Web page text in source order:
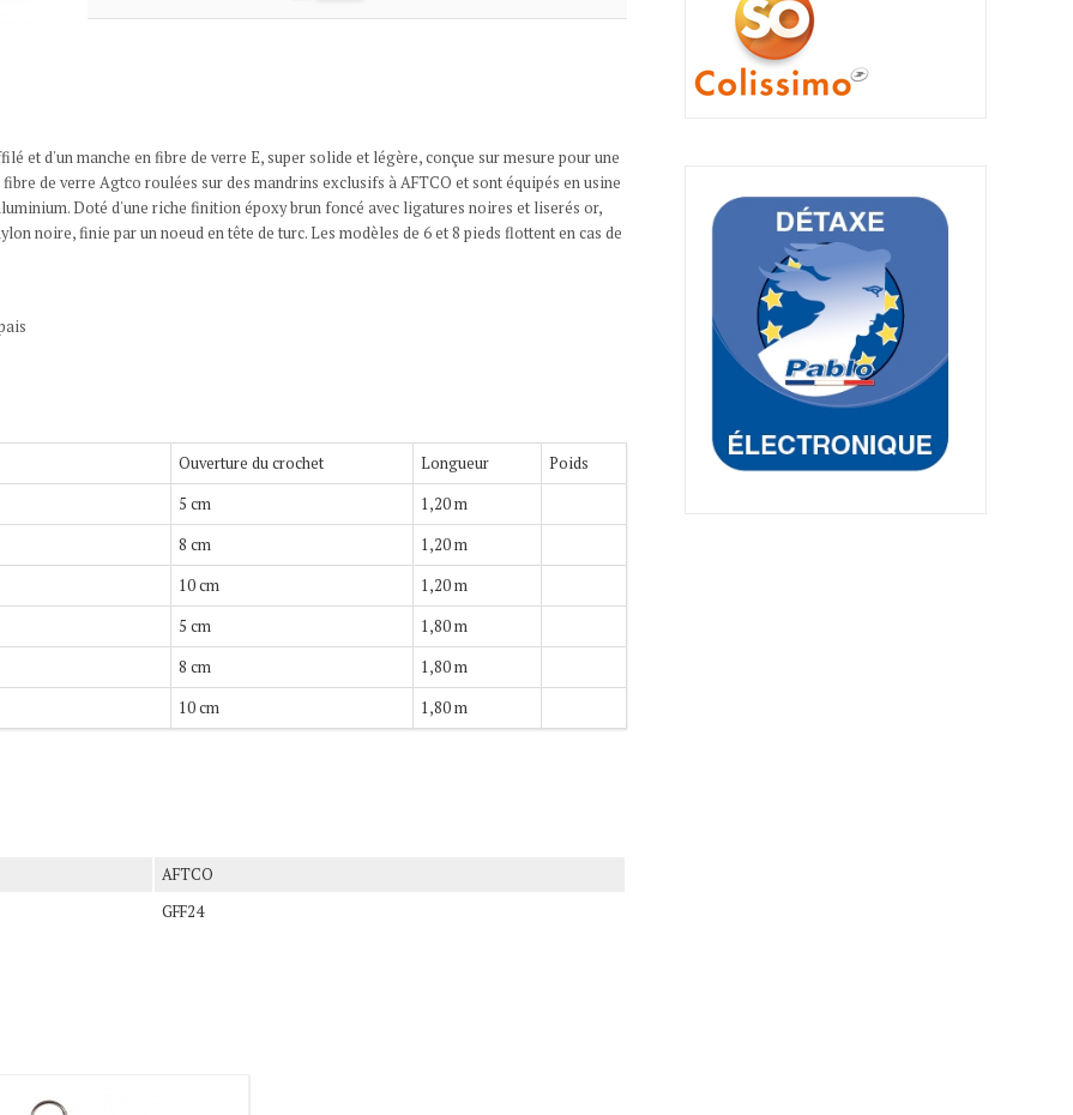
et d'un manche en fibre de verre E, super solide et légère, conçue sur mesure pour une
de verre Agtco roulées sur des mandrins exclusifs à AFTCO et sont équipés en usine
Doté d'une riche finition époxy brun foncé avec ligatures noires et liserés or,
noire, finie par un noeud en tête de turc. Les modèles de 6 et 8 pieds flottent en cas de
Ouverture du crochet Longueur
Poids
5 cm
1,20 m
8 cm
1,20 m
10 cm
1,20 m
5 cm
1,80 m
8 cm
1,80 m
10 cm 1,80 m
AFTCO
GFF24